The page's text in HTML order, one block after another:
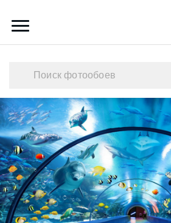
Каталог обоев
Наши работы
Создать свои фотообои
Акции
О нас